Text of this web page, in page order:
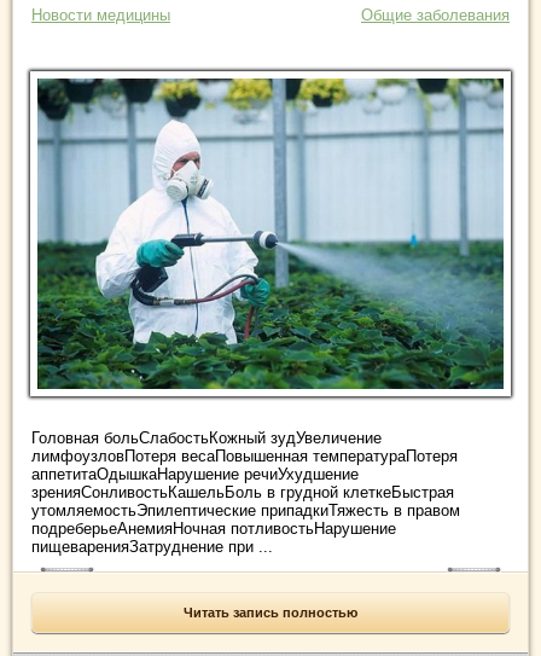
Новости медицины Общие заболевания
Головная больСлабостьКожный зудУвеличение
лимфоузловПотеря весаПовышенная температураПотеря
аппетитаОдышкаНарушение речиУхудшение
зренияСонливостьКашельБоль в грудной клеткеБыстрая
утомляемостьЭпилептические припадкиТяжесть в правом
подреберьеАнемияНочная потливостьНарушение
пищеваренияЗатруднение при ...
Читать запись полностью